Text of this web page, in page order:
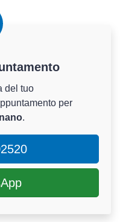
del tuo
per
.